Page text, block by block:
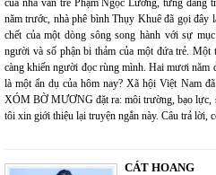
của nhà văn trẻ Phạm Ngọc Lương, từng
năm trước, nhà phê bình Thụy Khuê đã gọi
chết của một dòng sông song hành với sự
người và số phận bi thảm của một đứa trẻ. Một
càng khiến người đọc rùng mình. Hai mươi năm
là một ẩn dụ của hôm nay? Xã hội Việt Nam
XÓM BỜ MƯƠNG đặt ra: môi trường, bạo lực,
tôi xin giới thiệu lại truyện ngắn này. Câu trả lời,
CÁT HOANG